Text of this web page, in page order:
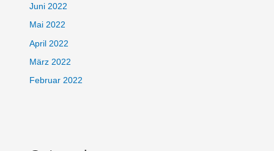
Juni 2022
Mai 2022
April 2022
März 2022
Februar 2022